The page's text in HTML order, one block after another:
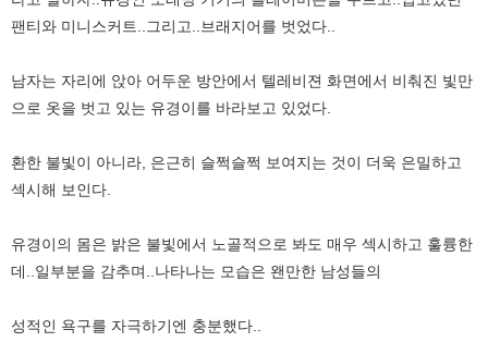
팬티와 미니스커트..그리고..브래지어를 벗었다..
남자는 자리에 앉아 어두운 방안에서 텔레비젼 화면에서 비춰진 빛만
으로 옷을 벗고 있는 유경이를 바라보고 있었다.
환한 불빛이 아니라, 은근히 슬쩍슬쩍 보여지는 것이 더욱 은밀하고
섹시해 보인다.
유경이의 몸은 밝은 불빛에서 노골적으로 봐도 매우 섹시하고 훌륭한
데..일부분을 감추며..나타나는 모습은 왠만한 남성들의
성적인 욕구를 자극하기엔 충분했다..